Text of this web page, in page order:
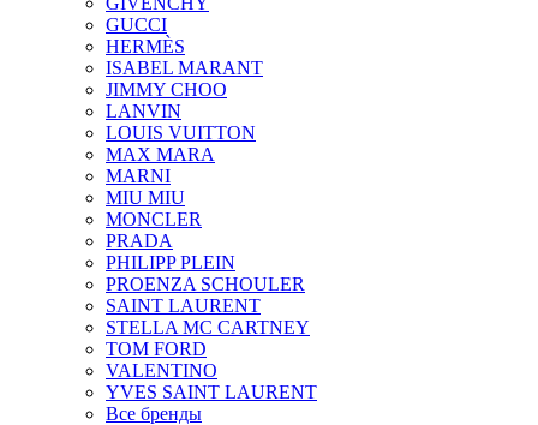
GUCCI
HERMÈS
ISABEL MARANT
JIMMY CHOO
LANVIN
LOUIS VUITTON
MAX MARA
MARNI
MIU MIU
MONCLER
PRADA
PHILIPP PLEIN
PROENZA SCHOULER
SAINT LAURENT
STELLA MC CARTNEY
TOM FORD
VALENTINO
YVES SAINT LAURENT
Все бренды